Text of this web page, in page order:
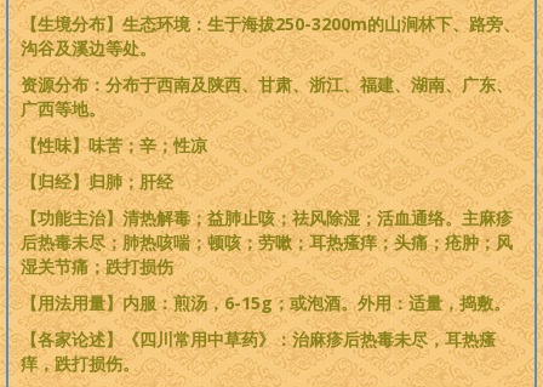
【生境分布】生态环境：生于海拔250-3200m的山涧林下、路旁、
沟谷及溪边等处。
资源分布：分布于西南及陕西、甘肃、浙江、福建、湖南、广东、
广西等地。
【性味】味苦；辛；性凉
【归经】归肺；肝经
【功能主治】清热解毒；益肺止咳；祛风除湿；活血通络。主麻疹
后热毒未尽；肺热咳喘；顿咳；劳嗽；耳热瘙痒；头痛；疮肿；风
湿关节痛；跌打损伤
【用法用量】内服：煎汤，6-15g；或泡酒。外用：适量，捣敷。
【各家论述】《四川常用中草药》：治麻疹后热毒未尽，耳热瘙
痒，跌打损伤。